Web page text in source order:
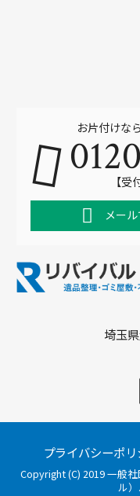
埼玉
お片付けな
【
メー
プライバシーポリ
Copyright (C) 2019 一般
ル